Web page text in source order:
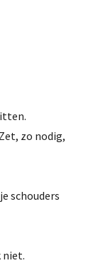
zo nodig,
schouders
niet.